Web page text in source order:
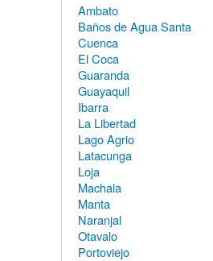
Ambato
Baños de Agua Santa
Cuenca
El Coca
Guaranda
Guayaquil
Ibarra
La Libertad
Lago Agrio
Latacunga
Loja
Machala
Manta
Naranjal
Otavalo
Portoviejo